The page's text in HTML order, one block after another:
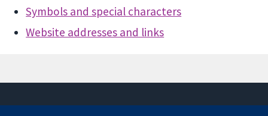
Symbols and special characters
Website addresses and links